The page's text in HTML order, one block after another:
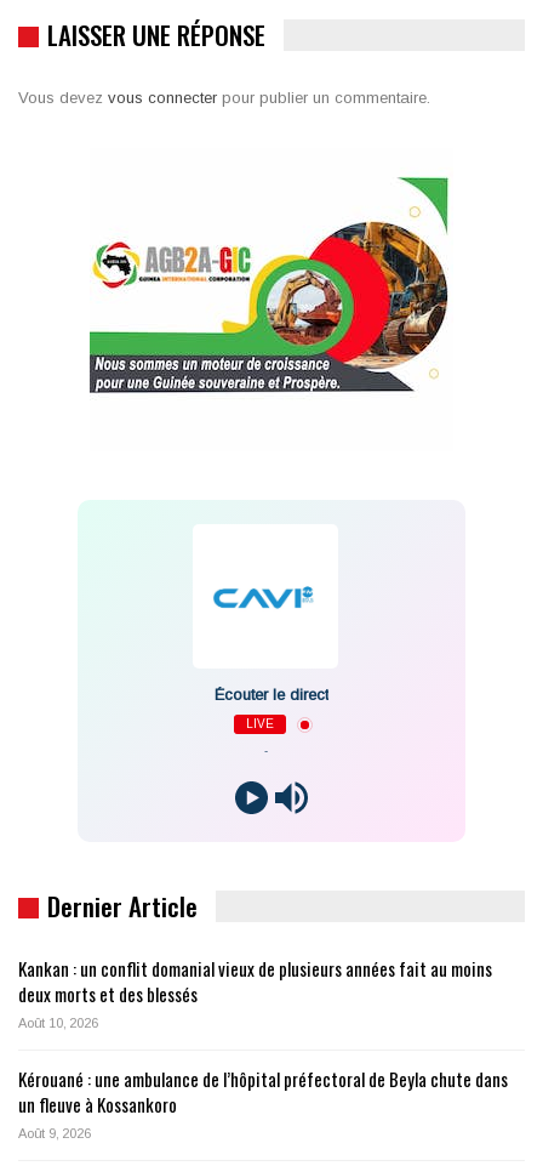
LAISSER UNE RÉPONSE
Vous devez vous connecter pour publier un commentaire.
Écouter le direct
LIVE
Dernier Article
Kankan : un conflit domanial vieux de plusieurs années fait au moins
deux morts et des blessés
Août 10, 2026
Kérouané : une ambulance de l’hôpital préfectoral de Beyla chute dans
un fleuve à Kossankoro
Août 9, 2026